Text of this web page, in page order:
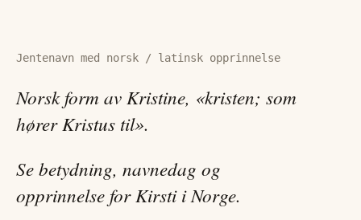
Jentenavn med norsk / latinsk opprinnelse
Norsk form av Kristine, «kristen; som
hører Kristus til».
Se betydning, navnedag og
opprinnelse for Kirsti i Norge.